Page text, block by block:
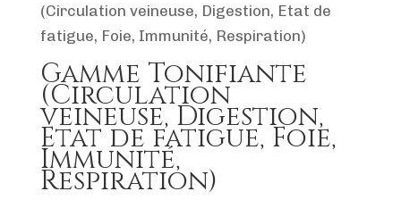
(Circulation veineuse, Digestion, Etat de
fatigue, Foie, Immunité, Respiration)
Gamme Tonifiante
(Circulation
veineuse, Digestion,
Etat de fatigue, Foie,
Immunité,
Respiration)